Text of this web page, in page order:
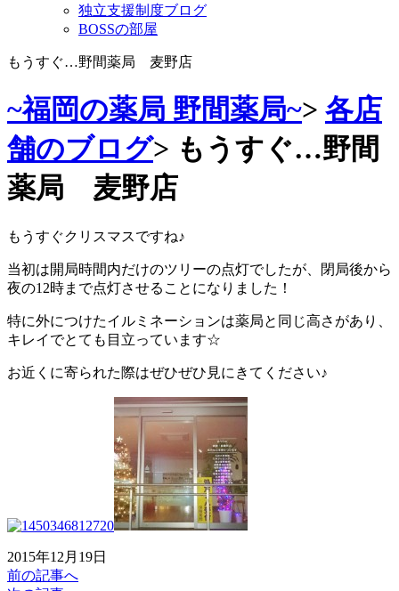
独立支援制度ブログ
BOSSの部屋
もうすぐ…野間薬局 麦野店
~福岡の薬局 野間薬局~> 各店
舗のブログ> もうすぐ…野間
薬局 麦野店
もうすぐクリスマスですね♪
当初は開局時間内だけのツリーの点灯でしたが、閉局後から
夜の12時まで点灯させることになりました！
特に外につけたイルミネーションは薬局と同じ高さがあり、
キレイでとても目立っています☆
お近くに寄られた際はぜひぜひ見にきてください♪
2015年12月19日
前の記事へ